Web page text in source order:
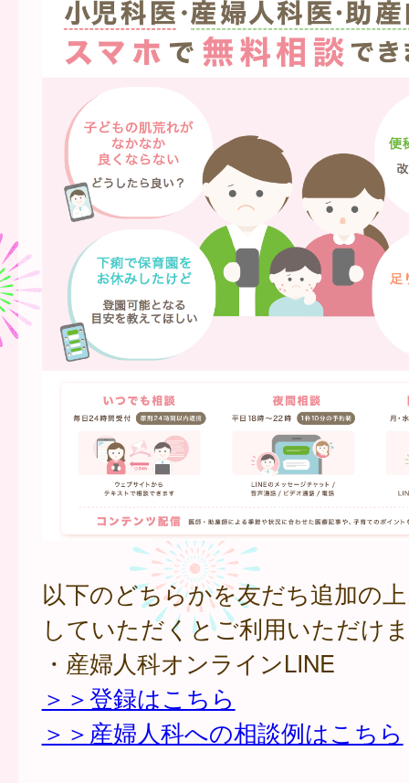
以下のどちらかを友だち追加の
していただくとご利用いただけ
・産婦人科オンラインLINE
＞＞登録はこちら
＞＞産婦人科への相談例はこちら